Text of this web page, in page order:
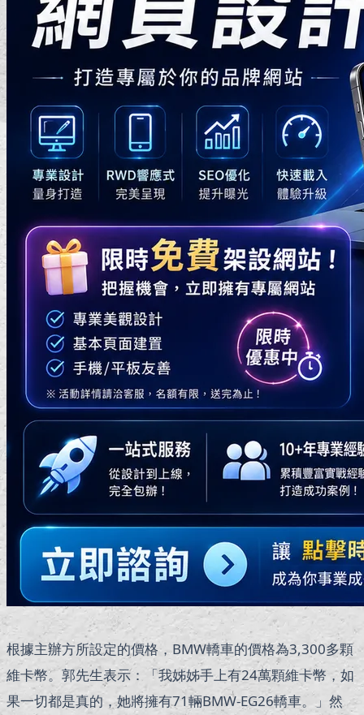
根據主辦方所設定的價格，BMW轎車的價格為3,300多顆
維卡幣。郭先生表示：「我姊姊手上有24萬顆維卡幣，如
果一切都是真的，她將擁有71輛BMW-EG26轎車。」然